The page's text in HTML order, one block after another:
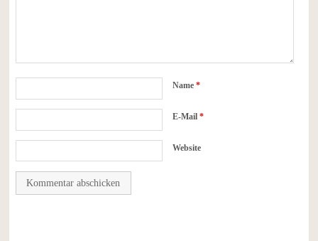
Name *
E-Mail *
Website